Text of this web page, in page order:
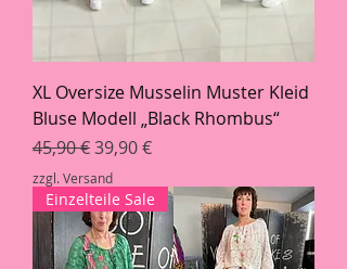
XL Oversize Musselin Muster Kleid
Bluse Modell „Black Rhombus“
Standardpreis
45,90 €Sale-Preis
39,90 €
zzgl. Versand
Einzelteile Sale